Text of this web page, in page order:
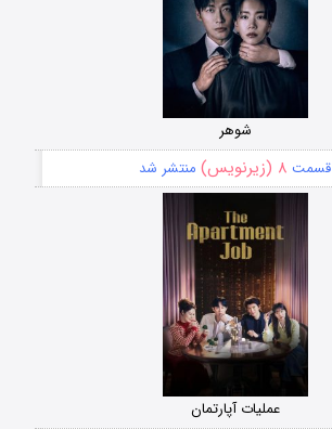
شوهر
قسمت ۸ (زیرنویس) منتشر شد
عملیات آپارتمان